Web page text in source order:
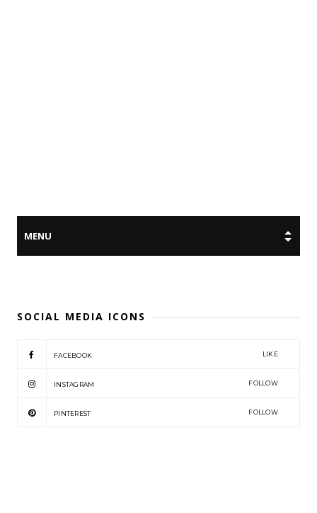
SOCIAL MEDIA ICONS
FACEBOOK LIKE
INSTAGRAM FOLLOW
PINTEREST FOLLOW